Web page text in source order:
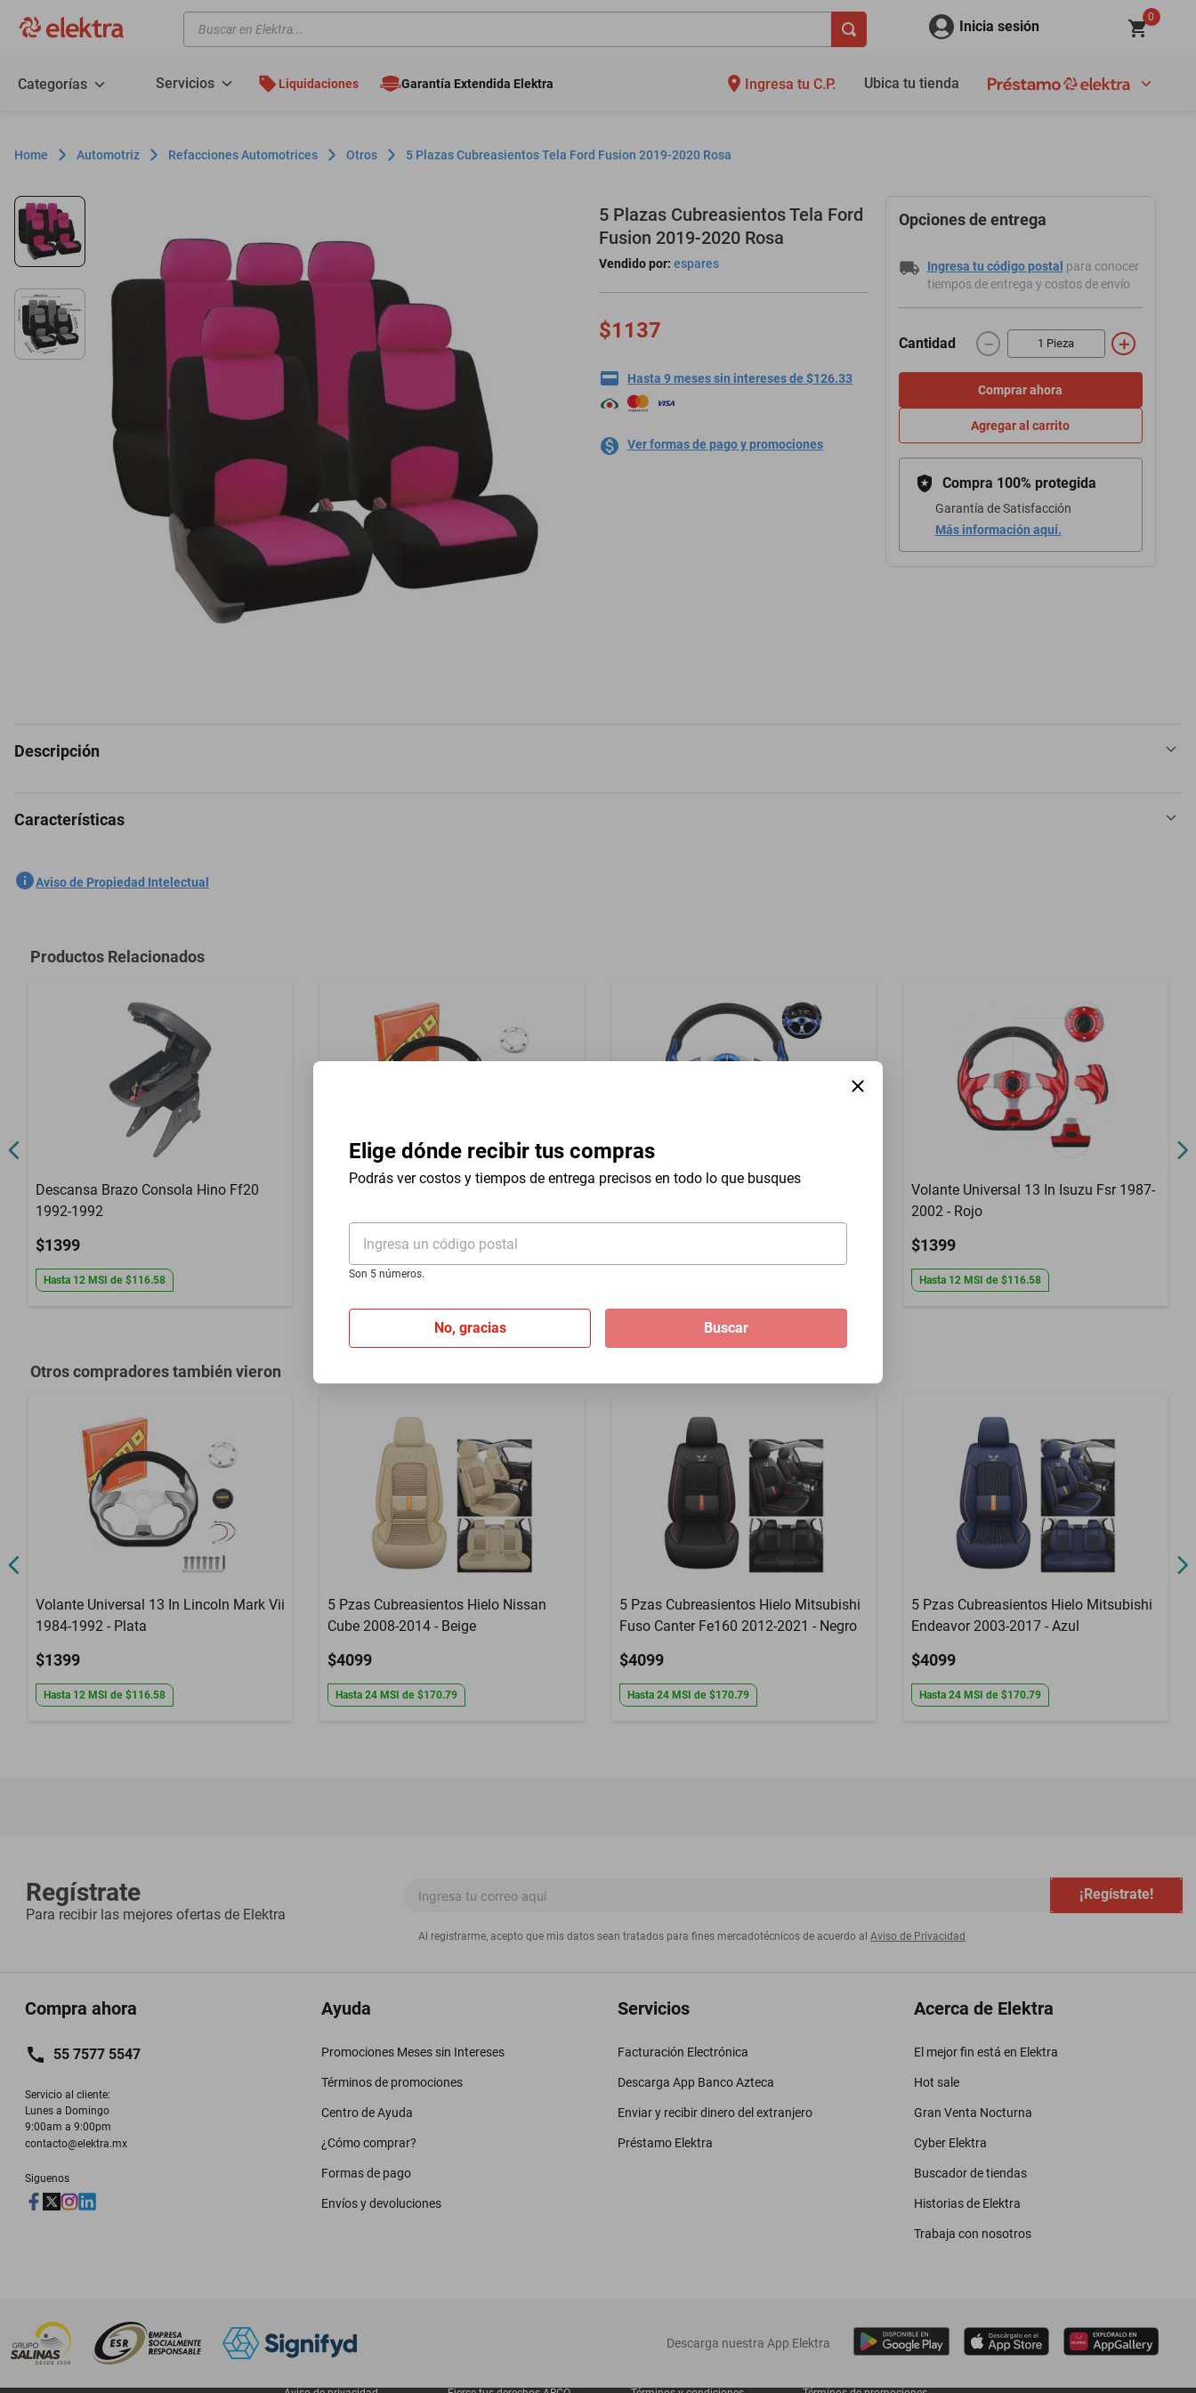
Buscar en Elektra... Inicia sesión
0
Categorías Servicios Liquidaciones Garantía Extendida Elektra Ingresa tu C.P.
Elige dónde recibir tus compras
Podrás ver costos y tiempos de entrega precisos en todo lo que busques
Ingresa un código postal
Son 5 números.
No, gracias Buscar
Ubica tu tienda
Automotriz Refacciones Automotrices Otros 5 Plazas Cubreasientos Tela Ford Fusion 2019-2020 Rosa
5 Plazas Cubreasientos Tela Ford
Fusion 2019-2020 Rosa
Vendido por: espares
$1137
Hasta 9 meses sin intereses de $126.33
Ver formas de pago y promociones
Opciones de entrega
Ingresa tu código postal para conocer
tiempos de entrega y costos de envío
Cantidad ＋
－
Comprar ahora
Agregar al carrito
Compra 100% protegida
Garantía de Satisfacción
Más información aquí.
Descripción
5 Plazas Cubreasientos Tela Ford Fusion 2019-2020 Rosa
Características
SKU
Modelo
Aviso de Propiedad Intelectual
Productos Relacionados
Descansa Brazo Consola Hino Ff20
1992-1992
$1399
Hasta 12 MSI de $116.58
Volante Universal 13 In Lincoln Mark Vi
$1399
Hasta12 MSIde $116.58
Volante Universal 13 In Isuzu Oasis
Volante Universal 13 In Isuzu Fsr 1987-
2002 - Rojo
$1399
Hasta 12 MSI de $116.58
Otros compradores también vieron
Volante Universal 13 In Lincoln Mark Vii
1984-1992 - Plata
$1399
Hasta 12 MSI de $116.58
5 Pzas Cubreasientos Hielo Nissan
Cube 2008-2014 - Beige
$4099
Hasta 24 MSI de $170.79
5 Pzas Cubreasientos Hielo Mitsubishi
Fuso Canter Fe160 2012-2021 - Negro
$4099
Hasta 24 MSI de $170.79
5 Pzas Cubreasientos Hielo Mitsubishi
Endeavor 2003-2017 - Azul
$4099
Hasta 24 MSI de $170.79
Regístrate
Para recibir las mejores ofertas de Elektra
¡Regístrate!
Al registrarme, acepto que mis datos sean tratados para fines mercadotécnicos de acuerdo al Aviso de Privacidad
Compra ahora
55 7577 5547
Servicio al cliente:
Lunes a Domingo
9:00am a 9:00pm
contacto@elektra.mx
Siguenos
Ayuda
Promociones Meses sin Intereses
Términos de promociones
Centro de Ayuda
¿Cómo comprar?
Formas de pago
Envíos y devoluciones
Servicios
Facturación Electrónica
Descarga App Banco Azteca
Enviar y recibir dinero del extranjero
Préstamo Elektra
Acerca de Elektra
El mejor fin está en Elektra
Hot sale
Gran Venta Nocturna
Cyber Elektra
Buscador de tiendas
Historias de Elektra
Trabaja con nosotros
‎ Descarga nuestra App Elektra
motos
colchones
oppo